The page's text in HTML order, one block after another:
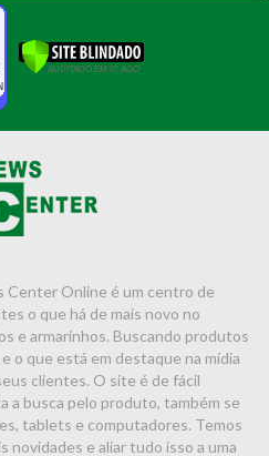
Center Online é um centro de
o que há de mais novo no
e armarinhos. Buscando produtos
o que está em destaque na mídia
clientes. O site é de fácil
a busca pelo produto, também se
tablets e computadores. Temos
novidades e aliar tudo isso a uma